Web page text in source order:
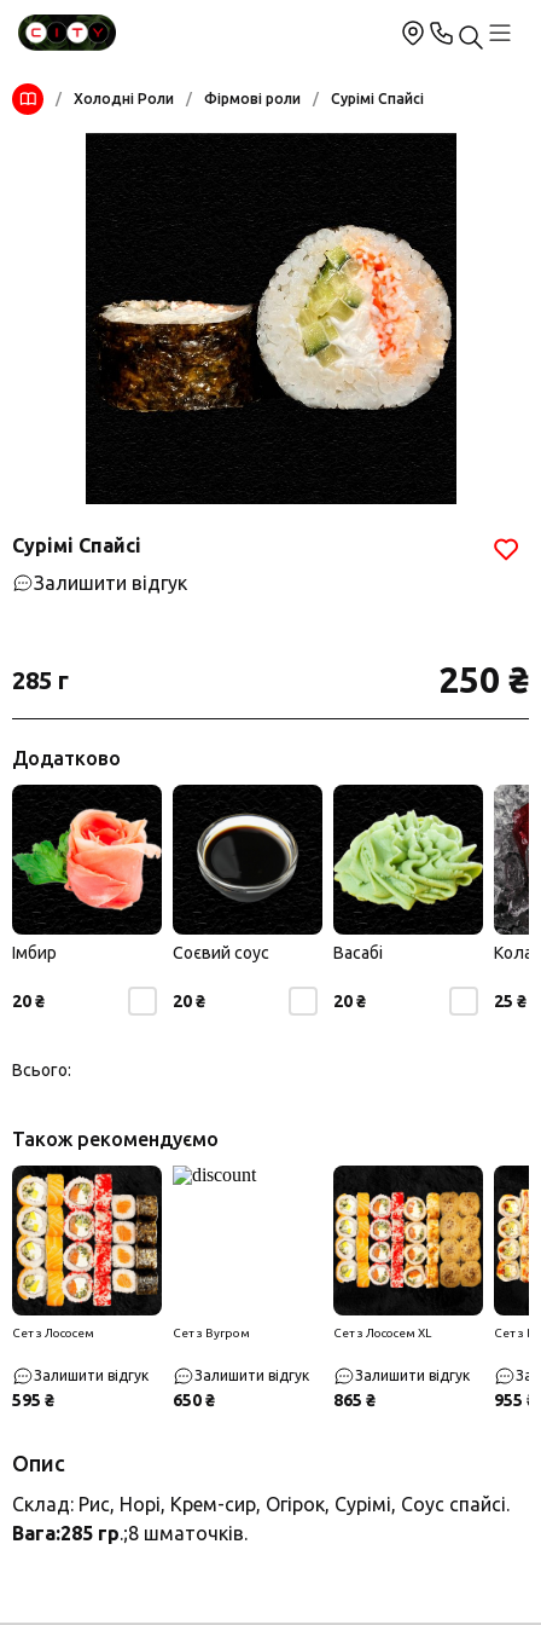
/ Холодні Роли / Фірмові роли / Сурімі Спайсі
Сурімі Спайсі
Залишити відгук
285 г 250 ₴
Додатково
Імбир
20 ₴
Соєвий соус
20 ₴
Васабі
20 ₴
Кола
25 ₴
Всього:
Також рекомендуємо
Сет з Лососем
Залишити відгук
595 ₴
Сет з Вугром
Залишити відгук
650 ₴
Сет з Лососем XL
Залишити відгук
865 ₴
Сет з
955 ₴
Опис
Склад: Рис, Норі, Крем-сир, Огірок, Сурімі, Соус спайсі.
Вага:285 гр.;8 шматочків.